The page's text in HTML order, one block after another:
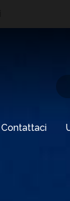
Contattaci